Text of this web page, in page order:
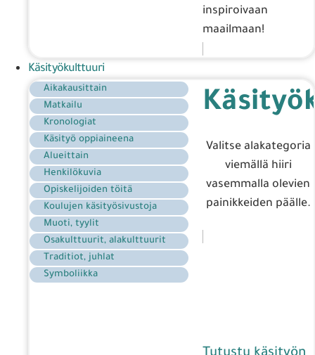
inspiroivaan
maailmaan!
Käsityökulttuuri
Aikakausittain
Matkailu
Kronologiat
Käsityö oppiaineena
Alueittain
Henkilökuvia
Opiskelijoiden töitä
Koulujen käsityösivustoja
Muoti, tyylit
Osakulttuurit, alakulttuurit
Traditiot, juhlat
Symboliikka
Valitse alakategoria
viemällä hiiri
vasemmalla olevien
painikkeiden päälle.